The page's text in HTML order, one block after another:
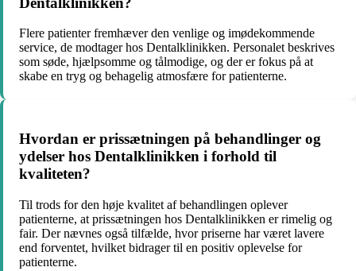
Flere patienter fremhæver den venlige og imødekommende
service, de modtager hos Dentalklinikken. Personalet beskrives
som søde, hjælpsomme og tålmodige, og der er fokus på at
skabe en tryg og behagelig atmosfære for patienterne.
Hvordan er prissætningen på behandlinger og
ydelser hos Dentalklinikken i forhold til
kvaliteten?
Til trods for den høje kvalitet af behandlingen oplever
patienterne, at prissætningen hos Dentalklinikken er rimelig og
fair. Der nævnes også tilfælde, hvor priserne har været lavere
end forventet, hvilket bidrager til en positiv oplevelse for
patienterne.